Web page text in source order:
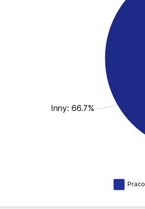
Inny: 66.7%